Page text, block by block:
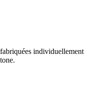
individuellement